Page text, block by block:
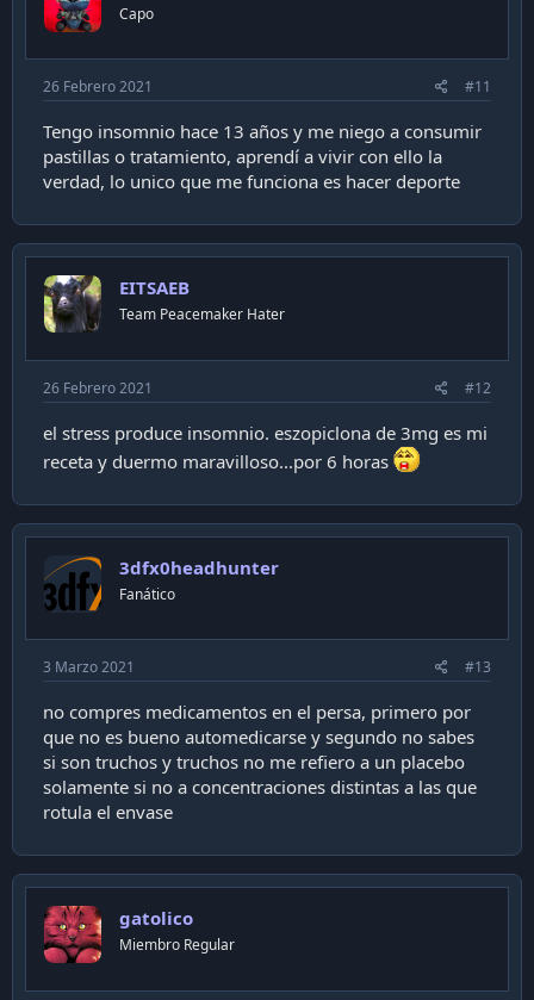
Capo
26 Febrero 2021 #11
Tengo insomnio hace 13 años y me niego a consumir
pastillas o tratamiento, aprendí a vivir con ello la
verdad, lo unico que me funciona es hacer deporte
EITSAEB
Team Peacemaker Hater
26 Febrero 2021 #12
el stress produce insomnio. eszopiclona de 3mg es mi
receta y duermo maravilloso...por 6 horas
3dfx0headhunter
Fanático
3 Marzo 2021 #13
no compres medicamentos en el persa, primero por
que no es bueno automedicarse y segundo no sabes
si son truchos y truchos no me refiero a un placebo
solamente si no a concentraciones distintas a las que
rotula el envase
gatolico
Miembro Regular